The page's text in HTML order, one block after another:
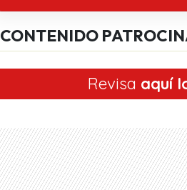
CONTENIDO
Revisa aquí